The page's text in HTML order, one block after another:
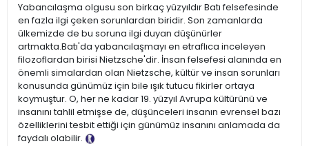
Yabancılaşma olgusu son birkaç yüzyıldır Batı felsefesinde
en fazla ilgi çeken sorunlardan biridir. Son zamanlarda
ülkemizde de bu soruna ilgi duyan düşünürler
artmakta.Batı'da yabancılaşmayı en etraflıca inceleyen
filozoflardan birisi Nietzsche'dir. İnsan felsefesi alanında en
önemli simalardan olan Nietzsche, kültür ve insan sorunları
konusunda günümüz için bile ışık tutucu fikirler ortaya
koymuştur. O, her ne kadar 19. yüzyıl Avrupa kültürünü ve
insanını tahlil etmişse de, düşünceleri insanın evrensel bazı
özelliklerini tesbit ettiği için günümüz insanını anlamada da
faydalı olabilir.